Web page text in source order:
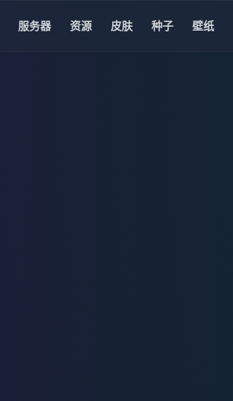
服务器 资源 皮肤 种子 壁纸